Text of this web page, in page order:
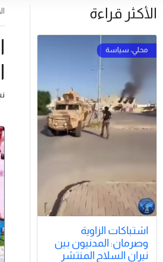
الأكثر قراءة
اشتباكات الزاوية
وصرمان: المدنيون بين
نيران السلاح المنتشر